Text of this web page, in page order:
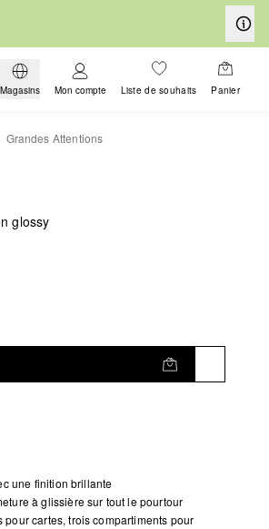
Magasins Mon compte Liste de souhaits Panier
Grandes Attentions
glossy
une finition brillante
à glissière sur tout le pourtour
cartes, trois compartiments pour